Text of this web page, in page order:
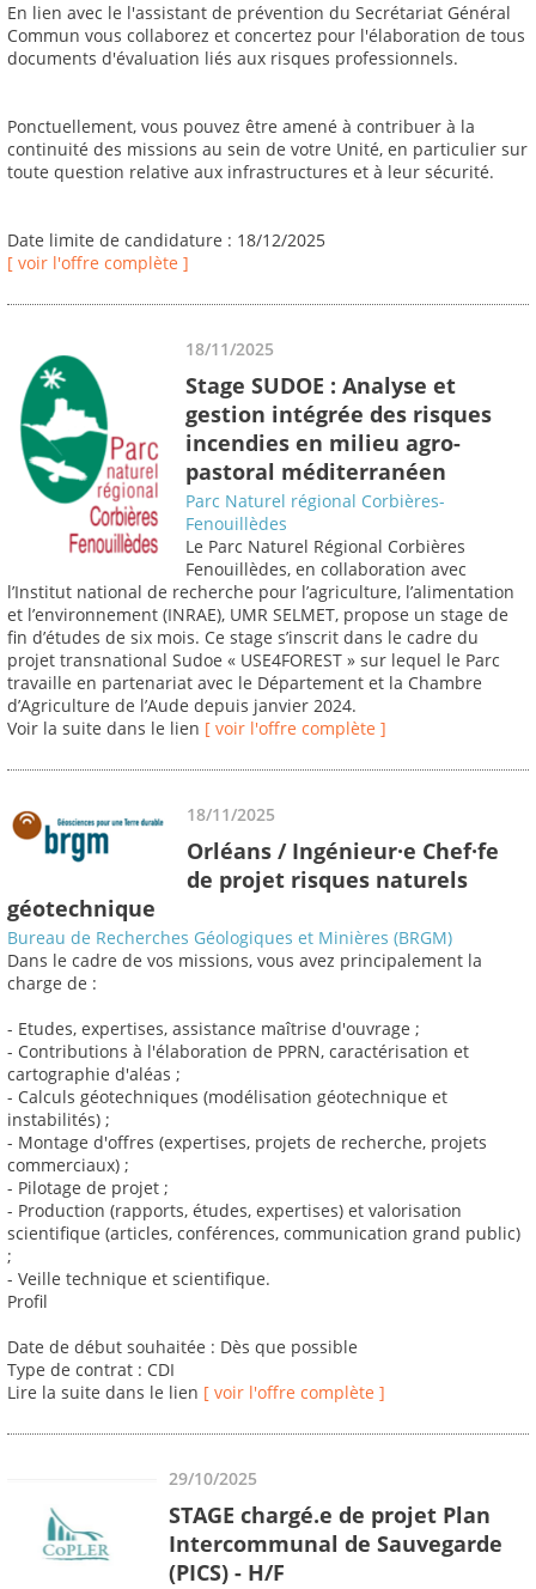
En lien avec le l'assistant de prévention du Secrétariat Général
Commun vous collaborez et concertez pour l'élaboration de tous
documents d'évaluation liés aux risques professionnels.
Ponctuellement, vous pouvez être amené à contribuer à la
continuité des missions au sein de votre Unité, en particulier sur
toute question relative aux infrastructures et à leur sécurité.
Date limite de candidature : 18/12/2025
[ voir l'offre complète ]
18/11/2025
Stage SUDOE : Analyse et
gestion intégrée des risques
incendies en milieu agro-
pastoral méditerranéen
Parc Naturel régional Corbières-
Fenouillèdes
Le Parc Naturel Régional Corbières
Fenouillèdes, en collaboration avec
l’Institut national de recherche pour l’agriculture, l’alimentation
et l’environnement (INRAE), UMR SELMET, propose un stage de
fin d’études de six mois. Ce stage s’inscrit dans le cadre du
projet transnational Sudoe « USE4FOREST » sur lequel le Parc
travaille en partenariat avec le Département et la Chambre
d’Agriculture de l’Aude depuis janvier 2024.
Voir la suite dans le lien [ voir l'offre complète ]
18/11/2025
Orléans / Ingénieur·e Chef·fe
de projet risques naturels
géotechnique
Bureau de Recherches Géologiques et Minières (BRGM)
Dans le cadre de vos missions, vous avez principalement la
charge de :
- Etudes, expertises, assistance maîtrise d'ouvrage ;
- Contributions à l'élaboration de PPRN, caractérisation et
cartographie d'aléas ;
- Calculs géotechniques (modélisation géotechnique et
instabilités) ;
- Montage d'offres (expertises, projets de recherche, projets
commerciaux) ;
- Pilotage de projet ;
- Production (rapports, études, expertises) et valorisation
scientifique (articles, conférences, communication grand public)
;
- Veille technique et scientifique.
Profil
Date de début souhaitée : Dès que possible
Type de contrat : CDI
Lire la suite dans le lien [ voir l'offre complète ]
29/10/2025
STAGE chargé.e de projet Plan
Intercommunal de Sauvegarde
(PICS) - H/F